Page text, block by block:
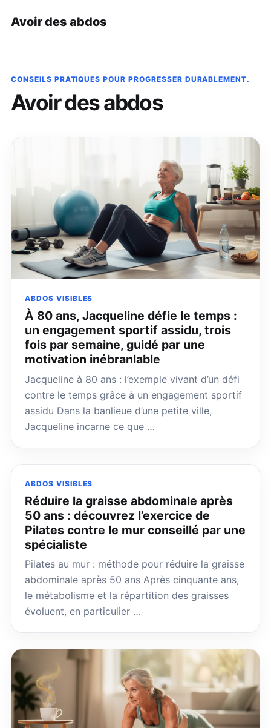
Avoir des abdos
CONSEILS PRATIQUES POUR PROGRESSER DURABLEMENT.
Avoir des abdos
ABDOS VISIBLES
À 80 ans, Jacqueline défie le temps :
un engagement sportif assidu, trois
fois par semaine, guidé par une
motivation inébranlable
Jacqueline à 80 ans : l’exemple vivant d’un défi
contre le temps grâce à un engagement sportif
assidu Dans la banlieue d’une petite ville,
Jacqueline incarne ce que …
ABDOS VISIBLES
Réduire la graisse abdominale après
50 ans : découvrez l’exercice de
Pilates contre le mur conseillé par une
spécialiste
Pilates au mur : méthode pour réduire la graisse
abdominale après 50 ans Après cinquante ans,
le métabolisme et la répartition des graisses
évoluent, en particulier …